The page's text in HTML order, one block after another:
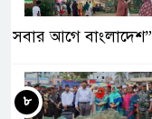
সবার আগে বাংলাদেশ”
৮